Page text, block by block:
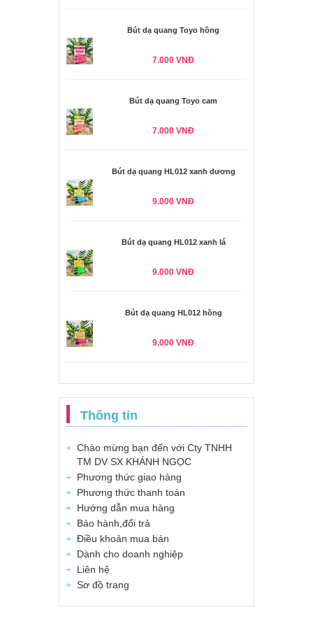
Bút dạ quang Toyo hồng
7.000 VNĐ
Bút dạ quang Toyo cam
7.000 VNĐ
Bút dạ quang HL012 xanh dương
9.000 VNĐ
Bút dạ quang HL012 xanh lá
9.000 VNĐ
Bút dạ quang HL012 hồng
9.000 VNĐ
Thông tin
Chào mừng bạn đến với Cty TNHH
TM DV SX KHÁNH NGỌC
Phương thức giao hàng
Phương thức thanh toán
Hướng dẫn mua hàng
Bảo hành,đổi trả
Điều khoản mua bán
Dành cho doanh nghiệp
Liên hệ
Sơ đồ trang